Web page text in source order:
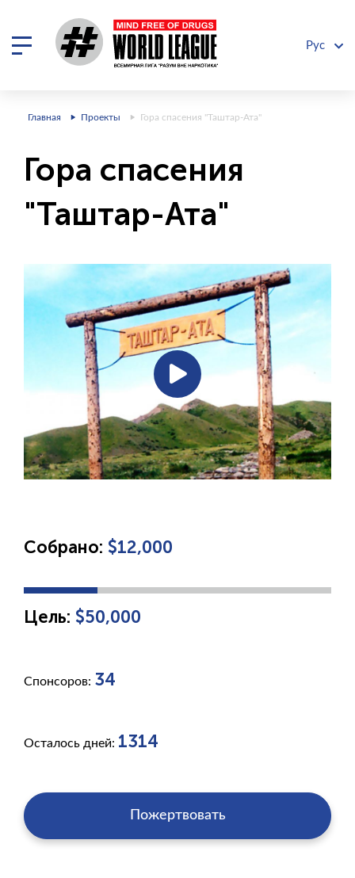
Рус
Главная Проекты Гора спасения "Таштар-Ата"
Гора спасения
"Таштар-Ата"
Собрано: $12,000
Цель: $50,000
Спонсоров: 34
Осталось дней: 1314
Пожертвовать